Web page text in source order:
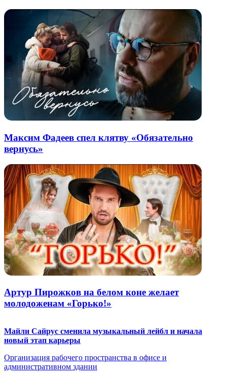
Максим Фадеев спел клятву «Обязательно
вернусь»
Артур Пирожков на белом коне желает
молодоженам «Горько!»
Майли Сайрус сменила музыкальный лейбл и начала
новый этап карьеры
Организация рабочего пространства в офисе и
административном здании